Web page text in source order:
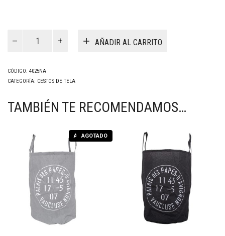
Palais
AÑADIR AL CARRITO
CÓDIGO: 4025NA
CATEGORÍA: CESTOS DE TELA
TAMBIÉN TE RECOMENDAMOS…
AGOTADO
AGOTADO